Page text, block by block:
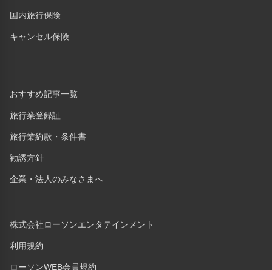
国内旅行保険
キャンセル保険
おすすめ記事一覧
旅行業登録証
旅行業約款・条件書
勧誘方針
企業・法人のみなさまへ
株式会社ローソンエンタテインメント
利用規約
ローソンWEB会員規約